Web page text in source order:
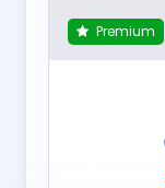
Premium